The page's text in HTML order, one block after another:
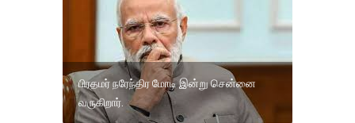
பிரதமர் நரேந்திர மோடி இன்று சென்னை
வருகிறார்.